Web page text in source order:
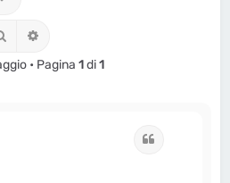
Cerca
• Pagina 1di1